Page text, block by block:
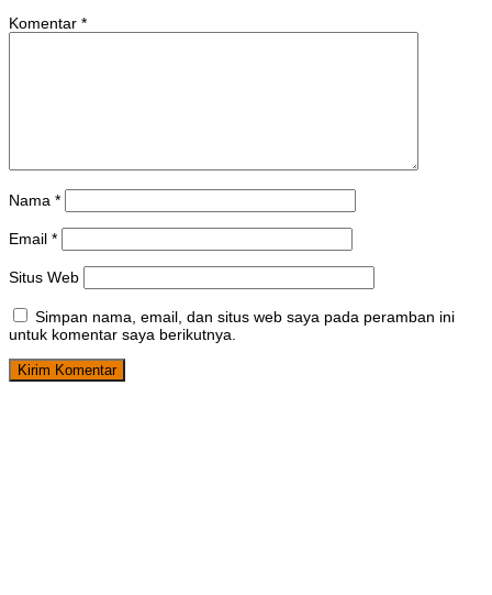
Komentar *
Nama *
Email *
Situs Web
Simpan nama, email, dan situs web saya pada peramban ini
untuk komentar saya berikutnya.